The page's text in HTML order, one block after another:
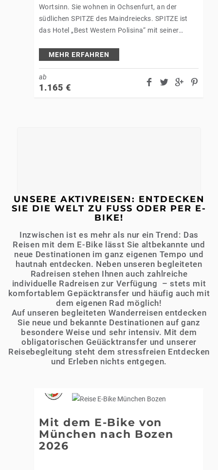
Wortsinn. Sie wohnen in Ochsenfurt, an der
südlichen SPITZE des Maindreiecks. SPITZE ist
das Hotel „Best Western Polisina“ mit seiner
MEHR ERFAHREN
ab
1.165 €
UNSERE AKTIVREISEN: ENTDECKEN
SIE DIE WELT ZU FUSS ODER PER E-B
IKE!
Inzwischen ist es mehr als nur ein Trend: Das
Reisen mit dem E-Bike lässt Sie altbekannte und
neue Destinationen im ganz eigenen Tempo und
hautnah entdecken. Neben unseren begleiteten
Radreisen stehen Ihnen auch zahlreiche
individuelle Radreisen zur Verfügung – stets mit
komfortablem Gepäcktransfer und häufig auch mit
dem eigenen Rad möglich!
Auf unseren begleiteten Wanderreisen entdecken
Sie neue und bekannte Destinationen auf ganz
besondere Weise und sehr intensiv. Mit dem
obligatorischen Geüäcktransfer und unserer
Reisebegleitung steht dem stressfreien Entdecken
und Erleben nichts entgegen.
Mit dem E-Bike von
München nach Bozen
2026